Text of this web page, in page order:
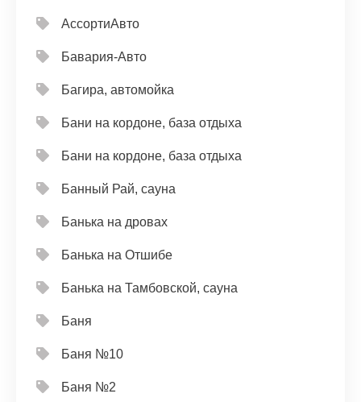
АссортиАвто
Бавария-Авто
Багира, автомойка
Бани на кордоне, база отдыха
Бани на кордоне, база отдыха
Банный Рай, сауна
Банька на дровах
Банька на Отшибе
Банька на Тамбовской, сауна
Баня
Баня №10
Баня №2